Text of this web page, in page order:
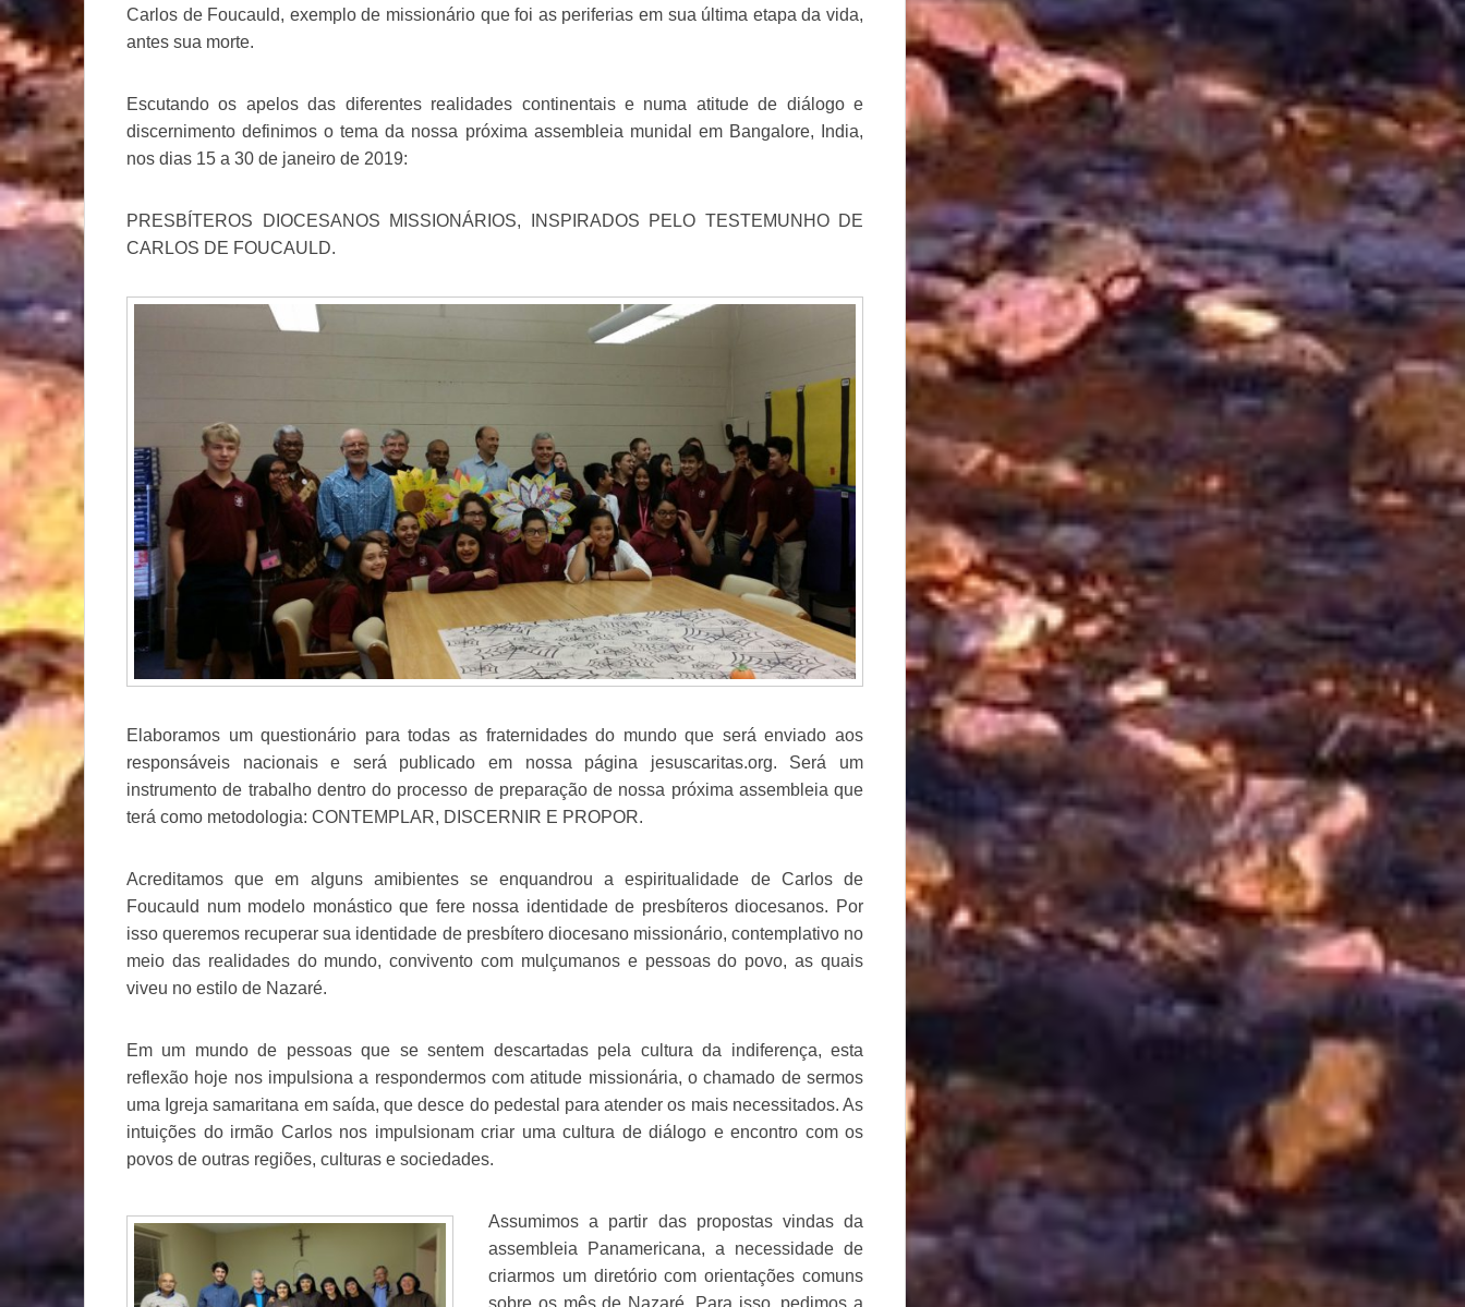
Carlos de Foucauld, exemplo de missionário que foi as periferias em sua última etapa da vida,
antes sua morte.
Escutando os apelos das diferentes realidades continentais e numa atitude de diálogo e
discernimento definimos o tema da nossa próxima assembleia munidal em Bangalore, India,
nos dias 15 a 30 de janeiro de 2019:
PRESBÍTEROS DIOCESANOS MISSIONÁRIOS, INSPIRADOS PELO TESTEMUNHO DE
CARLOS DE FOUCAULD.
Elaboramos um questionário para todas as fraternidades do mundo que será enviado aos
responsáveis nacionais e será publicado em nossa página jesuscaritas.org. Será um
instrumento de trabalho dentro do processo de preparação de nossa próxima assembleia que
terá como metodologia: CONTEMPLAR, DISCERNIR E PROPOR.
Acreditamos que em alguns amibientes se enquandrou a espiritualidade de Carlos de
Foucauld num modelo monástico que fere nossa identidade de presbíteros diocesanos. Por
isso queremos recuperar sua identidade de presbítero diocesano missionário, contemplativo no
meio das realidades do mundo, convivento com mulçumanos e pessoas do povo, as quais
viveu no estilo de Nazaré.
Em um mundo de pessoas que se sentem descartadas pela cultura da indiferença, esta
reflexão hoje nos impulsiona a respondermos com atitude missionária, o chamado de sermos
uma Igreja samaritana em saída, que desce do pedestal para atender os mais necessitados. As
intuições do irmão Carlos nos impulsionam criar uma cultura de diálogo e encontro com os
povos de outras regiões, culturas e sociedades.
Assumimos a partir das propostas vindas da
assembleia Panamericana, a necessidade de
criarmos um diretório com orientações comuns